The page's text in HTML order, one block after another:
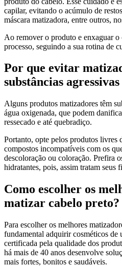
capilar, evitando o acúmulo de
máscara matizadora, entre outros,
Ao remover o produto e enxaguar
processo, seguindo a sua rotina de
Por que evitar
substâncias
Alguns produtos matizadores têm
água oxigenada, que podem
ressecado e até quebradiço.
Portanto, opte pelos produtos livres
compostos incompatíveis com os
descoloração ou coloração. Prefira
hidratantes, pois, assim tratam seus
Como escolher os
matizar cabelo preto?
Para escolher os melhores
fundamental adquirir cosméticos de
certificada pela qualidade dos
há mais de 40 anos desenvolve
mais fortes, bonitos e saudáveis.